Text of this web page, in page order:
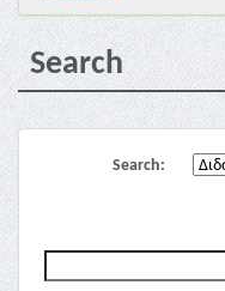
Search
Search: